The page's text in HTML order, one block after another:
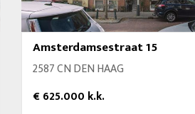
Amsterdamsestraat 15
2587 CN DEN HAAG
€ 625.000 k.k.